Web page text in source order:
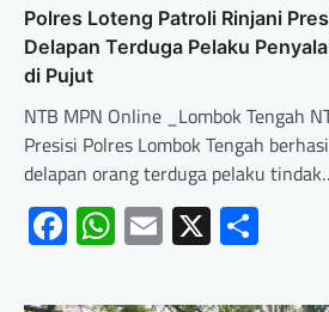
‎Polres Loteng Patroli Rinjani
Delapan Terduga Pelaku
di Pujut ‎
NTB MPN Online _Lombok Tengah
Presisi Polres Lombok Tengah
delapan orang terduga pelaku
Facebook
WhatsApp
Email
X